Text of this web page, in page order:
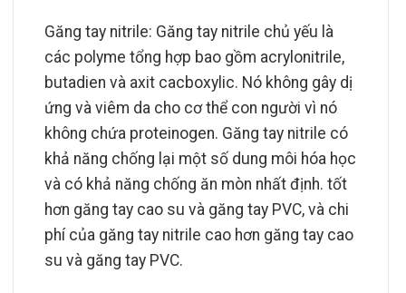
Găng tay nitrile: Găng tay nitrile chủ yếu là
các polyme tổng hợp bao gồm acrylonitrile,
butadien và axit cacboxylic. Nó không gây dị
ứng và viêm da cho cơ thể con người vì nó
không chứa proteinogen. Găng tay nitrile có
khả năng chống lại một số dung môi hóa học
và có khả năng chống ăn mòn nhất định. tốt
hơn găng tay cao su và găng tay PVC, và chi
phí của găng tay nitrile cao hơn găng tay cao
su và găng tay PVC.